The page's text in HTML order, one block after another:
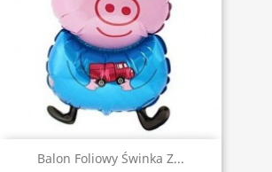
Balon Foliowy Świnka Z...